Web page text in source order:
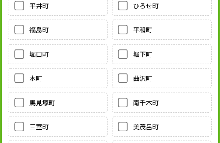
平井町 ひろせ町
福島町 平和町
堀口町 堀下町
本町 曲沢町
馬見塚町 南千木町
三室町 美茂呂町